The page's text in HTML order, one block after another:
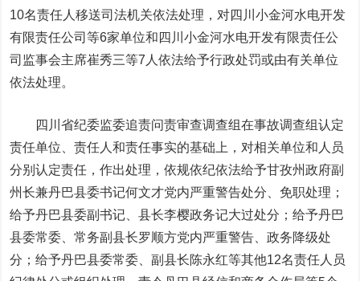
10名责任人移送司法机关依法处理，对四川小金河水电开发
有限责任公司等6家单位和四川小金河水电开发有限责任公
司监事会主席崔秀三等7人依法给予行政处罚或由有关单位
依法处理。
四川省纪委监委追责问责审查调查组在事故调查组认定
责任单位、责任人和责任事实的基础上，对相关单位和人员
分别认定责任，作出处理，依规依纪依法给予甘孜州政府副
州长兼丹巴县委书记何文才党内严重警告处分、免职处理；
给予丹巴县委副书记、县长李樱政务记大过处分；给予丹巴
县委常委、常务副县长罗顺方党内严重警告、政务降级处
分；给予丹巴县委常委、副县长陈永红等其他12名责任人员